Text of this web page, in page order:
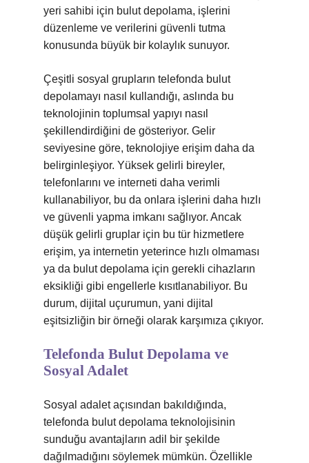
yeri sahibi için bulut depolama, işlerini
düzenleme ve verilerini güvenli tutma
konusunda büyük bir kolaylık sunuyor.
Çeşitli sosyal grupların telefonda bulut
depolamayı nasıl kullandığı, aslında bu
teknolojinin toplumsal yapıyı nasıl
şekillendirdiğini de gösteriyor. Gelir
seviyesine göre, teknolojiye erişim daha da
belirginleşiyor. Yüksek gelirli bireyler,
telefonlarını ve interneti daha verimli
kullanabiliyor, bu da onlara işlerini daha hızlı
ve güvenli yapma imkanı sağlıyor. Ancak
düşük gelirli gruplar için bu tür hizmetlere
erişim, ya internetin yeterince hızlı olmaması
ya da bulut depolama için gerekli cihazların
eksikliği gibi engellerle kısıtlanabiliyor. Bu
durum, dijital uçurumun, yani dijital
eşitsizliğin bir örneği olarak karşımıza çıkıyor.
Telefonda Bulut Depolama ve
Sosyal Adalet
Sosyal adalet açısından bakıldığında,
telefonda bulut depolama teknolojisinin
sunduğu avantajların adil bir şekilde
dağılmadığını söylemek mümkün. Özellikle